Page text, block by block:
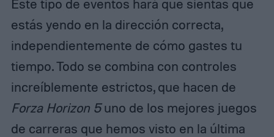
Este tipo de eventos hará que sientas que
estás yendo en la dirección correcta,
independientemente de cómo gastes tu
tiempo. Todo se combina con controles
increíblemente estrictos, que hacen de
Forza Horizon 5uno de los mejores juegos
de carreras que hemos visto en la última